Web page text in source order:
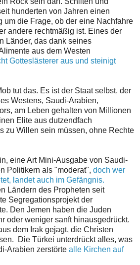
hunderten von Jahren einen
um die Frage, ob der eine Nachfahre
andere rechtmäßig ist. Eines der
Länder, das dank seines
aus dem Westen
Gotteslästerer aus und steinigt
tut das. Es ist der Staat selbst, der
Westens, Saudi-Arabien,
am Leben gehalten von Millionen
Elite aus dutzendfach
zu Willen sein müssen, ohne Rechte
eine Art Mini-Ausgabe von Saudi-
Politikern als "moderat", doch wer
landet auch im Gefängnis.
Ländern des Propheten seit
Segregationsprojekt der
Den Jemen haben die Juden
oder weniger sanft hinausgedrückt.
dem Irak gejagt, die Christen
Die Türkei unterdrückt alles, was
Arabien zerstörte alle Kirchen auf